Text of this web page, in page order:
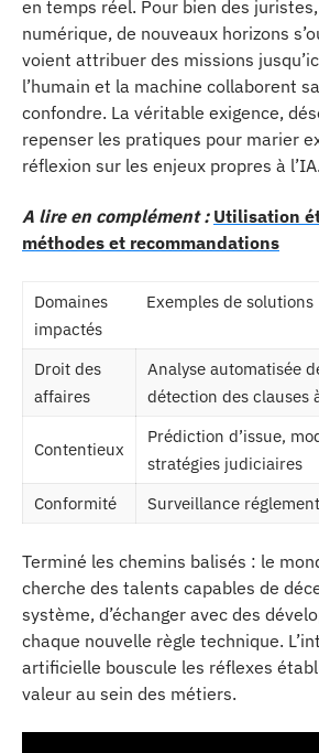
en temps réel. Pour bien des
numérique, de nouveaux horizons
voient attribuer des missions
l’humain et la machine collaborent
confondre. La véritable exigence,
repenser les pratiques pour marier
réflexion sur les enjeux propres à l’IA.
A lire en complément : Utilisation
méthodes et recommandations
Domaines
impactés
Exemples de solutions
Droit des
affaires
Analyse automatisée
détection des clauses
Contentieux
Prédiction d’issue,
stratégies judiciaires
Conformité
Surveillance
Terminé les chemins balisés : le
cherche des talents capables de
système, d’échanger avec des
chaque nouvelle règle technique.
artificielle bouscule les réflexes
valeur au sein des métiers.